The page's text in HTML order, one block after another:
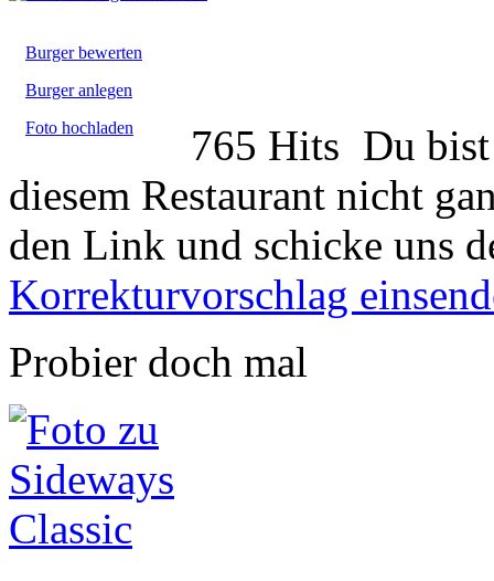
Burger bewerten
Burger anlegen
Foto hochladen
765 Hits Du
diesem Restaurant nicht
den Link und schicke uns
Korrekturvorschlag
Probier doch mal